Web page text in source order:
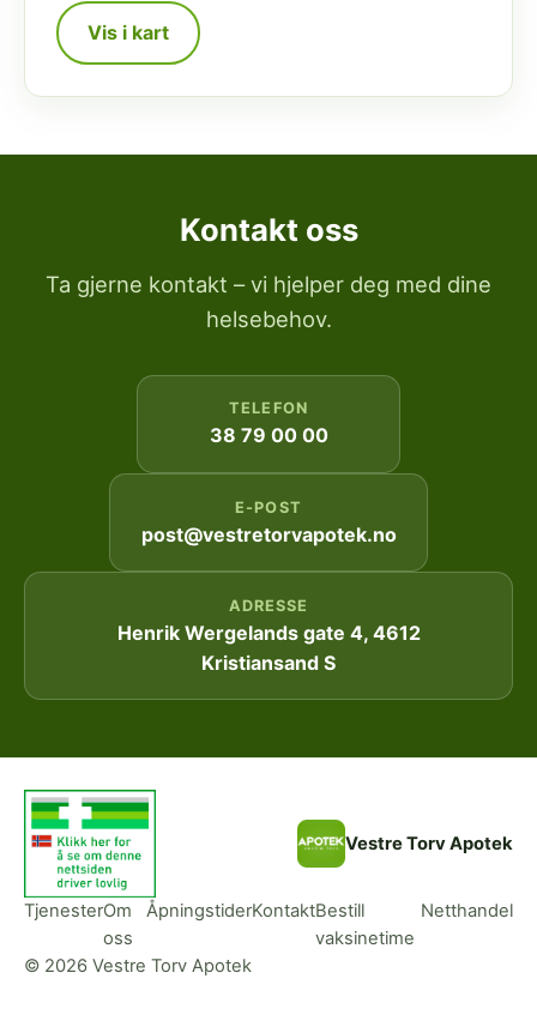
Vis i kart
Kontakt oss
Ta gjerne kontakt – vi hjelper deg med dine
helsebehov.
TELEFON
38 79 00 00
E-POST
post@vestretorvapotek.no
ADRESSE
Henrik Wergelands gate 4, 4612
Kristiansand S
Vestre Torv Apotek
TjenesterOm
oss
ÅpningstiderKontaktBestill
vaksinetime
Netthandel
© 2026 Vestre Torv Apotek